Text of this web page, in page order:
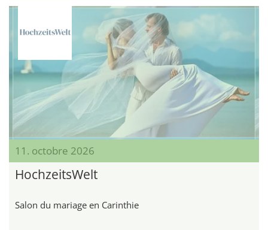
11. octobre 2026
HochzeitsWelt
Salon du mariage en Carinthie